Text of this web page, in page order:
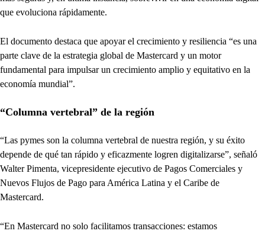
que evoluciona rápidamente.
El documento destaca que apoyar el crecimiento y resiliencia “es una
parte clave de la estrategia global de Mastercard y un motor
fundamental para impulsar un crecimiento amplio y equitativo en la
economía mundial”.
“Columna vertebral” de la región
“Las pymes son la columna vertebral de nuestra región, y su éxito
depende de qué tan rápido y eficazmente logren digitalizarse”, señaló
Walter Pimenta, vicepresidente ejecutivo de Pagos Comerciales y
Nuevos Flujos de Pago para América Latina y el Caribe de
Mastercard.
“En Mastercard no solo facilitamos transacciones: estamos